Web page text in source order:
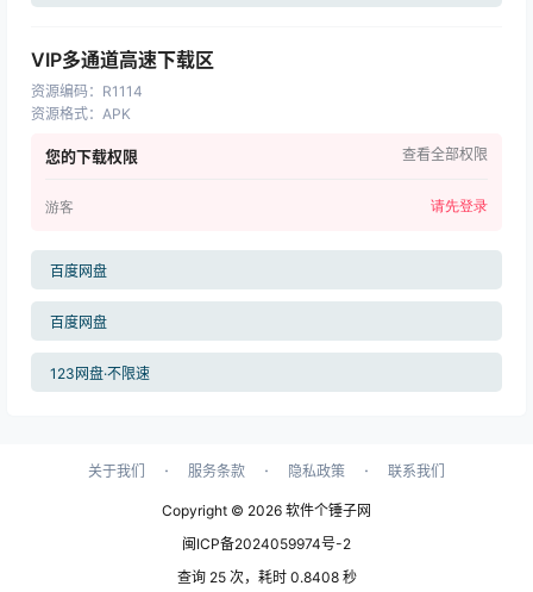
VIP多通道高速下载区
资源编码： R1114
资源格式： APK
您的下载权限 查看全部权限
游客 请先登录
百度网盘
百度网盘
123网盘·不限速
关于我们 · 服务条款 · 隐私政策 · 联系我们
Copyright © 2026 软件个锤子网
闽ICP备2024059974号-2
查询 25 次，耗时 0.8408 秒